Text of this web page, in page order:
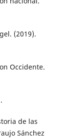
(2019).
Occidente.
de las
Sánchez